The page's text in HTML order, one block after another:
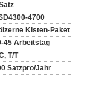
4700
Kisten-Paket
45 Arbeitstag
T/T
Satzpro/Jahr